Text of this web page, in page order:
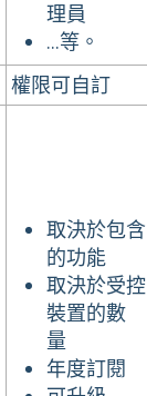
理員
...等。
權限可自訂
取決於包含
的功能
取決於受控
裝置的數
量
年度訂閱